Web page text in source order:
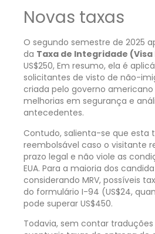
Novas taxas
O segundo semestre de 2025
da Taxa de Integridade
US$250, Em resumo, ela é
solicitantes de visto de não-
criada pelo governo
melhorias em segurança e
antecedentes.
Contudo, salienta-se que esta
reembolsável caso o visitante
prazo legal e não viole as
EUA. Para a maioria dos
considerando MRV, possíveis
do formulário I-94 (US$24,
pode superar US$450.
Todavia, sem contar